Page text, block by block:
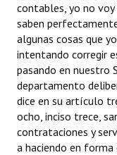
Resoluciones
Resoluciones de
INSTITUCIONAL
Antiguos Pobladores
Noticias Destacadas
contables, yo no voy
saben
algunas cosas que
intentando corregir
pasando en nuestro
departamento
dice en su artículo
ocho, inciso trece,
contrataciones y
a haciendo en